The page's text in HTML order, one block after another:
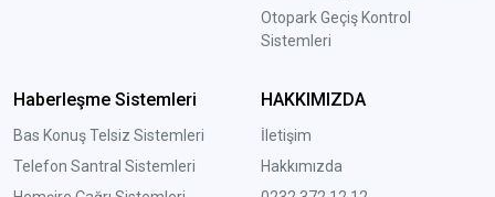
Otopark Geçiş Kontrol
Sistemleri
Haberleşme Sistemleri
Bas Konuş Telsiz Sistemleri
Telefon Santral Sistemleri
HAKKIMIZDA
İletişim
Hakkımızda